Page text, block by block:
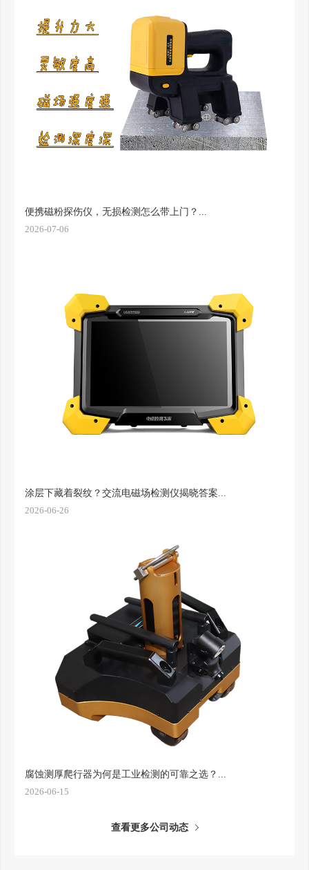
便携磁粉探伤仪，无损检测怎么带上门？...
2026-07-06
涂层下藏着裂纹？交流电磁场检测仪揭晓答案...
2026-06-26
腐蚀测厚爬行器为何是工业检测的可靠之选？...
2026-06-15
查看更多公司动态